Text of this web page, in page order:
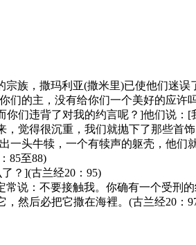
族，撒玛利亚(撒米里)已使他们迷误
们的主，没有给你们一个美好的应许
你们违背了对我的约言呢？]他们说：[
觉得很沉重，我们就抛下了那些首
一头牛犊，一个有犊声的躯壳，他们
85至88)
？](古兰经20：95)
说：不要接触我。你确有一个受刑的
然后必把它撒在海裡。(古兰经20：